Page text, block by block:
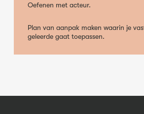
Oefenen met acteur.
Plan van aanpak maken waarin je
geleerde gaat toepassen.